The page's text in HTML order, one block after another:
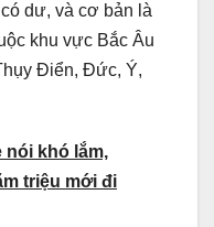
dư, và cơ bản là
khu vực Bắc Âu
Điển, Đức, Ý,
nói khó lắm,
triệu mới đi